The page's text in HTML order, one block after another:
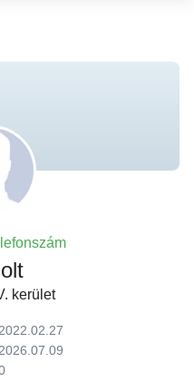
kerület
2022.02.27
2026.07.09